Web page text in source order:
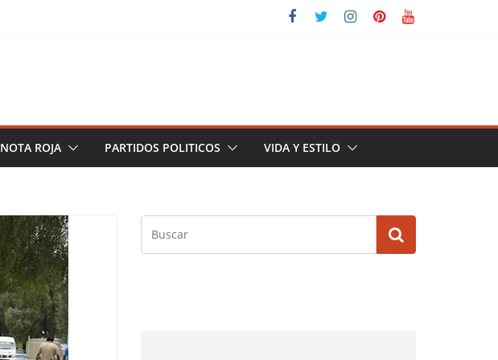
NOTA ROJA PARTIDOS POLITICOS VIDA Y ESTILO